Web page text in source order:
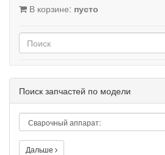
В корзине: пусто
Поиск запчастей по модели
Дальше